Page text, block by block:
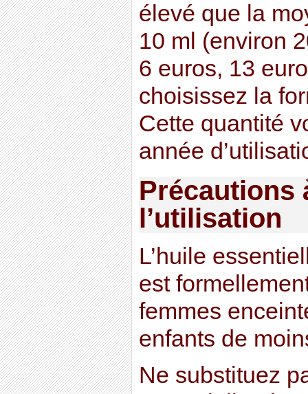
élevé que la
10 ml (environ
6 euros, 13
choisissez la
Cette quantité
année
Précautions
l’utilisation
L’huile
est
femmes
enfants de
Ne substituez